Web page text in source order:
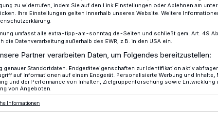
Krefelder Rathaus
Krefelder
zu widerrufen, indem Sie auf den Link Einstellungen oder Ablehnen am
Ihre Einstellungen gelten innerhalb unseres Website. Weitere
umfasst alle extra-tipp-am-sonntag.de-Seiten und schließt gem. Art. 49
die Datenverarbeitung außerhalb des EWR, z.B. in den USA ein.
Partner verarbeiten Daten, um Folgendes bereitzustellen:
genauer Standortdaten. Endgeräteeigenschaften zur Identifikation aktiv
auf Informationen auf einem Endgerät. Personalisierte Werbung und Inhalte,
und der Performance von Inhalten, Zielgruppenforschung sowie Entwicklung
von Angeboten.
Informationen